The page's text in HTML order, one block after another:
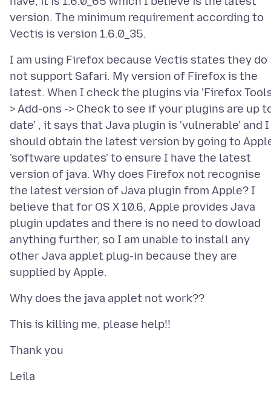
version. The minimum requirement according to
I am using Firefox because Vectis states they do
not support Safari. My version of Firefox is the
latest. When I check the plugins via 'Firefox
> Add-ons -> Check to see if your plugins are up
date' , it says that Java plugin is 'vulnerable' and I
should obtain the latest version by going to
'software updates' to ensure I have the latest
version of java. Why does Firefox not recognise
the latest version of Java plugin from Apple? I
believe that for OS X 10.6, Apple provides Java
plugin updates and there is no need to dowload
anything further, so I am unable to install any
other Java applet plug-in because they are